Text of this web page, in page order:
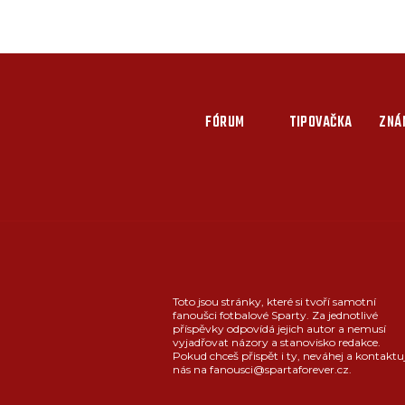
FÓRUM TIPOVAČKA
Toto jsou stránky, které si tvoří samotní
fanoušci fotbalové Sparty. Za jednotlivé
příspěvky odpovídá jejich autor a nemusí
vyjadřovat názory a stanovisko redakce.
Pokud chceš přispět i ty, neváhej a
nás na fanousci@spartaforever.cz.